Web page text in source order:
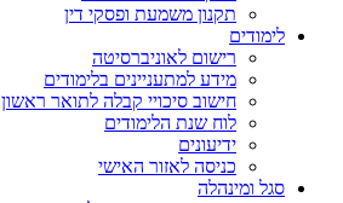
תקנון משמעת ופסקי דין
לימודים
רישום לאוניברסיטה
מידע למתעניינים בלימודים
חישוב סיכויי קבלה לתואר ראשון
לוח שנת הלימודים
ידיעונים
כניסה לאזור האישי
סגל ומינהלה